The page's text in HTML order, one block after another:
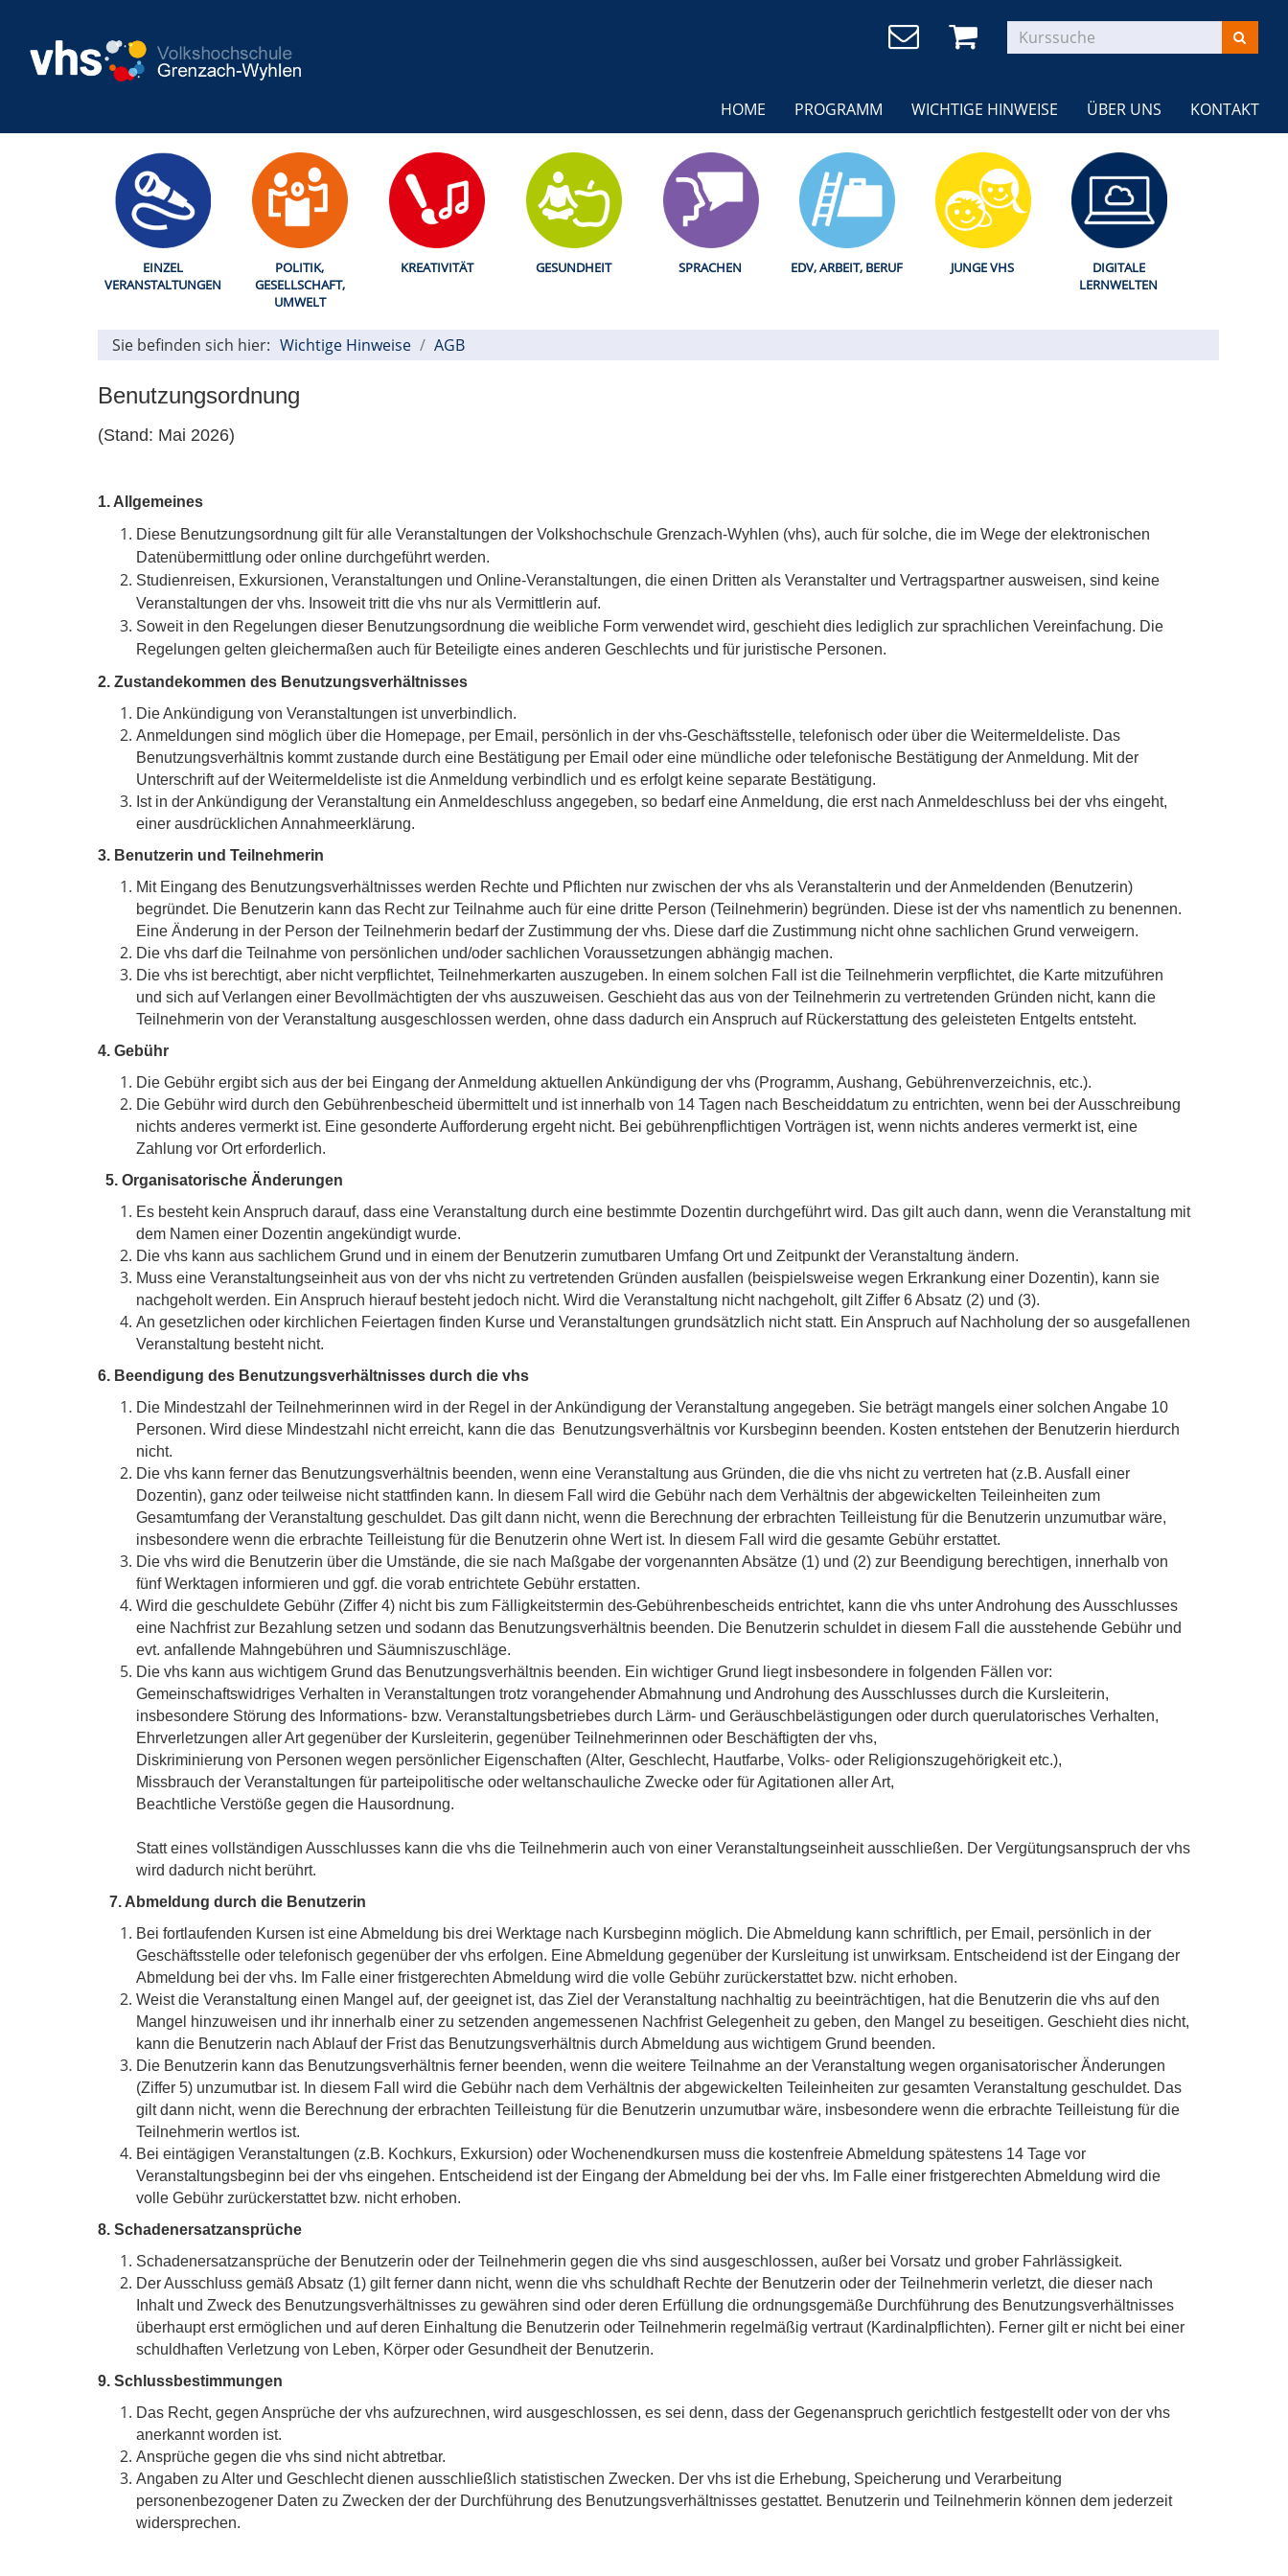
HOME PROGRAMM WICHTIGE HINWEISE ÜBER UNS KONTAKT
EINZEL
VERANSTALTUNGEN
POLITIK,
GESELLSCHAFT,
UMWELT
KREATIVITÄT GESUNDHEIT SPRACHEN EDV, ARBEIT, BERUF JUNGE VHS
DIGITALE
LERNWELTEN
Sie befinden sich hier: Wichtige Hinweise AGB
Benutzungsordnung
(Stand: Mai 2026)
1. Allgemeines
Diese Benutzungsordnung gilt für alle Veranstaltungen der Volkshochschule Grenzach-Wyhlen (vhs), auch für solche, die im Wege der elektronischen
Datenübermittlung oder online durchgeführt werden.
Studienreisen, Exkursionen, Veranstaltungen und Online-Veranstaltungen, die einen Dritten als Veranstalter und Vertragspartner ausweisen, sind keine
Veranstaltungen der vhs. Insoweit tritt die vhs nur als Vermittlerin auf.
Soweit in den Regelungen dieser Benutzungsordnung die weibliche Form verwendet wird, geschieht dies lediglich zur sprachlichen Vereinfachung. Die
Regelungen gelten gleichermaßen auch für Beteiligte eines anderen Geschlechts und für juristische Personen.
2. Zustandekommen des Benutzungsverhältnisses
Die Ankündigung von Veranstaltungen ist unverbindlich.
Anmeldungen sind möglich über die Homepage, per Email, persönlich in der vhs-Geschäftsstelle, telefonisch oder über die Weitermeldeliste. Das
Benutzungsverhältnis kommt zustande durch eine Bestätigung per Email oder eine mündliche oder telefonische Bestätigung der Anmeldung. Mit der
Unterschrift auf der Weitermeldeliste ist die Anmeldung verbindlich und es erfolgt keine separate Bestätigung.
Ist in der Ankündigung der Veranstaltung ein Anmeldeschluss angegeben, so bedarf eine Anmeldung, die erst nach Anmeldeschluss bei der vhs eingeht,
einer ausdrücklichen Annahmeerklärung.
3. Benutzerin und Teilnehmerin
Mit Eingang des Benutzungsverhältnisses werden Rechte und Pflichten nur zwischen der vhs als Veranstalterin und der Anmeldenden (Benutzerin)
begründet. Die Benutzerin kann das Recht zur Teilnahme auch für eine dritte Person (Teilnehmerin) begründen. Diese ist der vhs namentlich zu benennen.
Eine Änderung in der Person der Teilnehmerin bedarf der Zustimmung der vhs. Diese darf die Zustimmung nicht ohne sachlichen Grund verweigern.
Die vhs darf die Teilnahme von persönlichen und/oder sachlichen Voraussetzungen abhängig machen.
Die vhs ist berechtigt, aber nicht verpflichtet, Teilnehmerkarten auszugeben. In einem solchen Fall ist die Teilnehmerin verpflichtet, die Karte mitzuführen
und sich auf Verlangen einer Bevollmächtigten der vhs auszuweisen. Geschieht das aus von der Teilnehmerin zu vertretenden Gründen nicht, kann die
Teilnehmerin von der Veranstaltung ausgeschlossen werden, ohne dass dadurch ein Anspruch auf Rückerstattung des geleisteten Entgelts entsteht.
4. Gebühr
Die Gebühr ergibt sich aus der bei Eingang der Anmeldung aktuellen Ankündigung der vhs (Programm, Aushang, Gebührenverzeichnis, etc.).
Die Gebühr wird durch den Gebührenbescheid übermittelt und ist innerhalb von 14 Tagen nach Bescheiddatum zu entrichten, wenn bei der Ausschreibung
nichts anderes vermerkt ist. Eine gesonderte Aufforderung ergeht nicht. Bei gebührenpflichtigen Vorträgen ist, wenn nichts anderes vermerkt ist, eine
Zahlung vor Ort erforderlich.
5. Organisatorische Änderungen
Es besteht kein Anspruch darauf, dass eine Veranstaltung durch eine bestimmte Dozentin durchgeführt wird. Das gilt auch dann, wenn die Veranstaltung mit
dem Namen einer Dozentin angekündigt wurde.
Die vhs kann aus sachlichem Grund und in einem der Benutzerin zumutbaren Umfang Ort und Zeitpunkt der Veranstaltung ändern.
Muss eine Veranstaltungseinheit aus von der vhs nicht zu vertretenden Gründen ausfallen (beispielsweise wegen Erkrankung einer Dozentin), kann sie
nachgeholt werden. Ein Anspruch hierauf besteht jedoch nicht. Wird die Veranstaltung nicht nachgeholt, gilt Ziffer 6 Absatz (2) und (3).
An gesetzlichen oder kirchlichen Feiertagen finden Kurse und Veranstaltungen grundsätzlich nicht statt. Ein Anspruch auf Nachholung der so ausgefallenen
Veranstaltung besteht nicht.
6. Beendigung des Benutzungsverhältnisses durch die vhs
Die Mindestzahl der Teilnehmerinnen wird in der Regel in der Ankündigung der Veranstaltung angegeben. Sie beträgt mangels einer solchen Angabe 10
Personen. Wird diese Mindestzahl nicht erreicht, kann die das Benutzungsverhältnis vor Kursbeginn beenden. Kosten entstehen der Benutzerin hierdurch
nicht.
Die vhs kann ferner das Benutzungsverhältnis beenden, wenn eine Veranstaltung aus Gründen, die die vhs nicht zu vertreten hat (z.B. Ausfall einer
Dozentin), ganz oder teilweise nicht stattfinden kann. In diesem Fall wird die Gebühr nach dem Verhältnis der abgewickelten Teileinheiten zum
Gesamtumfang der Veranstaltung geschuldet. Das gilt dann nicht, wenn die Berechnung der erbrachten Teilleistung für die Benutzerin unzumutbar wäre,
insbesondere wenn die erbrachte Teilleistung für die Benutzerin ohne Wert ist. In diesem Fall wird die gesamte Gebühr erstattet.
Die vhs wird die Benutzerin über die Umstände, die sie nach Maßgabe der vorgenannten Absätze (1) und (2) zur Beendigung berechtigen, innerhalb von
fünf Werktagen informieren und ggf. die vorab entrichtete Gebühr erstatten.
Wird die geschuldete Gebühr (Ziffer 4) nicht bis zum Fälligkeitstermin des Gebührenbescheids entrichtet, kann die vhs unter Androhung des Ausschlusses
eine Nachfrist zur Bezahlung setzen und sodann das Benutzungsverhältnis beenden. Die Benutzerin schuldet in diesem Fall die ausstehende Gebühr und
evt. anfallende Mahngebühren und Säumniszuschläge.
Die vhs kann aus wichtigem Grund das Benutzungsverhältnis beenden. Ein wichtiger Grund liegt insbesondere in folgenden Fällen vor:
Gemeinschaftswidriges Verhalten in Veranstaltungen trotz vorangehender Abmahnung und Androhung des Ausschlusses durch die Kursleiterin,
insbesondere Störung des Informations- bzw. Veranstaltungsbetriebes durch Lärm- und Geräuschbelästigungen oder durch querulatorisches Verhalten,
Ehrverletzungen aller Art gegenüber der Kursleiterin, gegenüber Teilnehmerinnen oder Beschäftigten der vhs,
Diskriminierung von Personen wegen persönlicher Eigenschaften (Alter, Geschlecht, Hautfarbe, Volks- oder Religionszugehörigkeit etc.),
Missbrauch der Veranstaltungen für parteipolitische oder weltanschauliche Zwecke oder für Agitationen aller Art,
Beachtliche Verstöße gegen die Hausordnung.
Statt eines vollständigen Ausschlusses kann die vhs die Teilnehmerin auch von einer Veranstaltungseinheit ausschließen. Der Vergütungsanspruch der vhs
wird dadurch nicht berührt.
7. Abmeldung durch die Benutzerin
Bei fortlaufenden Kursen ist eine Abmeldung bis drei Werktage nach Kursbeginn möglich. Die Abmeldung kann schriftlich, per Email, persönlich in der
Geschäftsstelle oder telefonisch gegenüber der vhs erfolgen. Eine Abmeldung gegenüber der Kursleitung ist unwirksam. Entscheidend ist der Eingang der
Abmeldung bei der vhs. Im Falle einer fristgerechten Abmeldung wird die volle Gebühr zurückerstattet bzw. nicht erhoben.
Weist die Veranstaltung einen Mangel auf, der geeignet ist, das Ziel der Veranstaltung nachhaltig zu beeinträchtigen, hat die Benutzerin die vhs auf den
Mangel hinzuweisen und ihr innerhalb einer zu setzenden angemessenen Nachfrist Gelegenheit zu geben, den Mangel zu beseitigen. Geschieht dies nicht,
kann die Benutzerin nach Ablauf der Frist das Benutzungsverhältnis durch Abmeldung aus wichtigem Grund beenden.
Die Benutzerin kann das Benutzungsverhältnis ferner beenden, wenn die weitere Teilnahme an der Veranstaltung wegen organisatorischer Änderungen
(Ziffer 5) unzumutbar ist. In diesem Fall wird die Gebühr nach dem Verhältnis der abgewickelten Teileinheiten zur gesamten Veranstaltung geschuldet. Das
gilt dann nicht, wenn die Berechnung der erbrachten Teilleistung für die Benutzerin unzumutbar wäre, insbesondere wenn die erbrachte Teilleistung für die
Teilnehmerin wertlos ist.
Bei eintägigen Veranstaltungen (z.B. Kochkurs, Exkursion) oder Wochenendkursen muss die kostenfreie Abmeldung spätestens 14 Tage vor
Veranstaltungsbeginn bei der vhs eingehen. Entscheidend ist der Eingang der Abmeldung bei der vhs. Im Falle einer fristgerechten Abmeldung wird die
volle Gebühr zurückerstattet bzw. nicht erhoben.
8. Schadenersatzansprüche
Schadenersatzansprüche der Benutzerin oder der Teilnehmerin gegen die vhs sind ausgeschlossen, außer bei Vorsatz und grober Fahrlässigkeit.
Der Ausschluss gemäß Absatz (1) gilt ferner dann nicht, wenn die vhs schuldhaft Rechte der Benutzerin oder der Teilnehmerin verletzt, die dieser nach
Inhalt und Zweck des Benutzungsverhältnisses zu gewähren sind oder deren Erfüllung die ordnungsgemäße Durchführung des Benutzungsverhältnisses
überhaupt erst ermöglichen und auf deren Einhaltung die Benutzerin oder Teilnehmerin regelmäßig vertraut (Kardinalpflichten). Ferner gilt er nicht bei einer
schuldhaften Verletzung von Leben, Körper oder Gesundheit der Benutzerin.
9. Schlussbestimmungen
Das Recht, gegen Ansprüche der vhs aufzurechnen, wird ausgeschlossen, es sei denn, dass der Gegenanspruch gerichtlich festgestellt oder von der vhs
anerkannt worden ist.
Ansprüche gegen die vhs sind nicht abtretbar.
Angaben zu Alter und Geschlecht dienen ausschließlich statistischen Zwecken. Der vhs ist die Erhebung, Speicherung und Verarbeitung
personenbezogener Daten zu Zwecken der der Durchführung des Benutzungsverhältnisses gestattet. Benutzerin und Teilnehmerin können dem jederzeit
widersprechen.